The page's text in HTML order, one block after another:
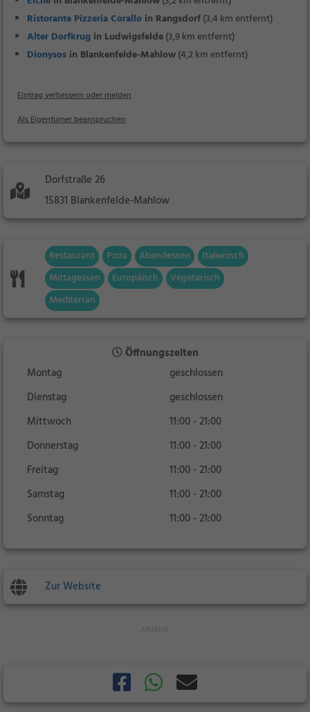
Ristorante Pizzeria Corallo in Rangsdorf(3,4 km entfernt)
Alter Dorfkrug in Ludwigsfelde(3,9 km entfernt)
Dionysos in Blankenfelde-Mahlow(4,2 km entfernt)
Eintrag verbessern oder melden
Als Eigentümer beanspruchen
Dorfstraße 26
15831 Blankenfelde-Mahlow
Restaurant Pizza Abendessen
Italienisch
Mittagessen
Europäisch
Vegetarisch
Mediterran
Öffnungszeiten
Montag
geschlossen
Dienstag
geschlossen
Mittwoch
11:00 - 21:00
Donnerstag
11:00 - 21:00
Freitag
11:00 - 21:00
Samstag
11:00 - 21:00
Sonntag
11:00 - 21:00
Zur Website